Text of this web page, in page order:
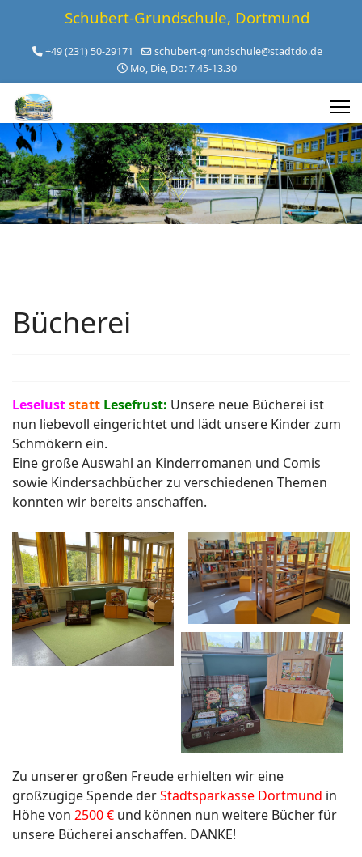
Schubert-Grundschule, Dortmund
+49 (231) 50-29171
schubert-grundschule@stadtdo.de
Mo, Die, Do: 7.45-13.30
Bücherei
Leseluststatt Lesefrust: Unsere neue Bücherei ist
nun liebevoll eingerichtet und lädt unsere Kinder zum
Schmökern ein.
Eine große Auswahl an Kinderromanen und Comis
sowie Kindersachbücher zu verschiedenen Themen
konnten wir bereits anschaffen.
Zu unserer großen Freude erhielten wir eine
großzügige Spende derStadtsparkasse Dortmund in
Höhe von 2500 € und können nun weitere Bücher für
unsere Bücherei anschaffen. DANKE!